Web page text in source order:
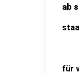
ab
für